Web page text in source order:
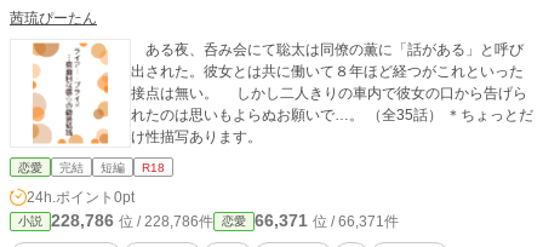
茜琉ぴーたん
ある夜、呑み会にて聡太は同僚の薫に「話がある」と呼び
出された。彼女とは共に働いて８年ほど経つがこれといった
接点は無い。 しかし二人きりの車内で彼女の口から告げら
れたのは思いもよらぬお願いで…。 （全35話） ＊ちょっとだ
け性描写あります。
恋愛 完結 短編 R18
24h.ポイント 0pt
小説 228,786 位 / 228,786件 恋愛 66,371 位 / 66,371件